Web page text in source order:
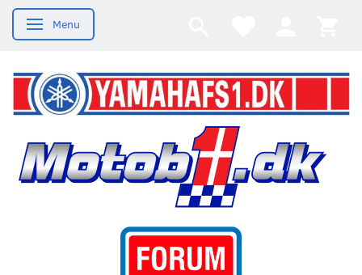
Skifte navigation
Menu